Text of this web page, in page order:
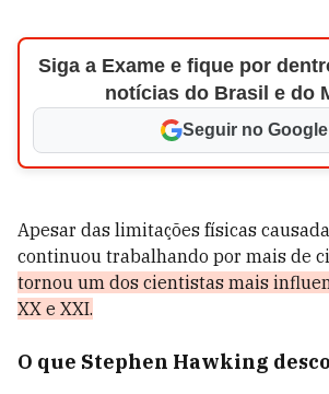
Siga a Exame e fique por
notícias do Brasil e do
Seguir no Google
Apesar das limitações físicas
continuou trabalhando por mais de
tornou um dos cientistas mais
XX e XXI.
O que Stephen Hawking